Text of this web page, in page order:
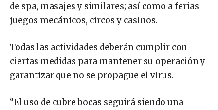
de spa, masajes y similares; así como a ferias,
juegos mecánicos, circos y casinos.
Todas las actividades deberán cumplir con
ciertas medidas para mantener su operación y
garantizar que no se propague el virus.
“El uso de cubre bocas seguirá siendo una